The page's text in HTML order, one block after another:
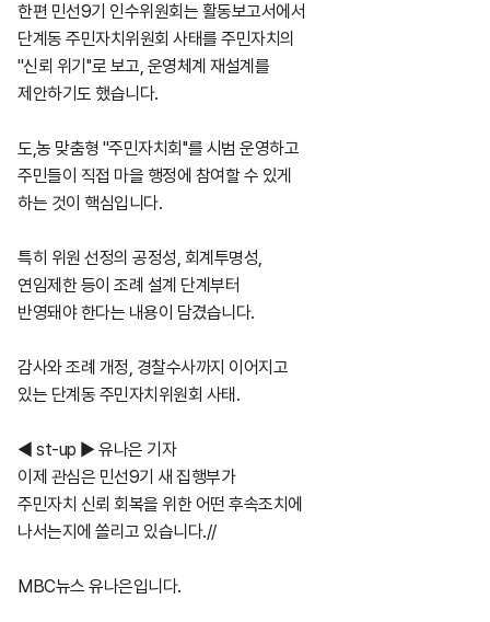
한편 민선9기 인수위원회는 활동보고서에서
단계동 주민자치위원회 사태를 주민자치의
''신뢰 위기''로 보고, 운영체계 재설계를
제안하기도 했습니다.
도,농 맞춤형 ''주민자치회''를 시범 운영하고
주민들이 직접 마을 행정에 참여할 수 있게
하는 것이 핵심입니다.
특히 위원 선정의 공정성, 회계투명성,
연임제한 등이 조례 설계 단계부터
반영돼야 한다는 내용이 담겼습니다.
감사와 조례 개정, 경찰수사까지 이어지고
있는 단계동 주민자치위원회 사태.
◀ st-up ▶ 유나은 기자
이제 관심은 민선9기 새 집행부가
주민자치 신뢰 회복을 위한 어떤 후속조치에
나서는지에 쏠리고 있습니다.//
MBC뉴스 유나은입니다.